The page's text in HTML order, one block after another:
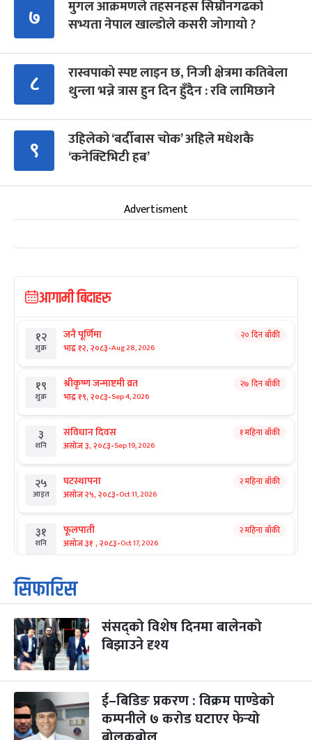
७
मुगल आक्रमणले तहसनहस सिम्रौनगढको
सभ्यता नेपाल खाल्डोले कसरी जोगायो ?
८
रास्वपाको स्पष्ट लाइन छ, निजी क्षेत्रमा कतिबेला
थुन्ला भन्ने त्रास हुन दिन हुँदैन : रवि लामिछाने
९
उहिलेको ‘बर्दीबास चोक’ अहिले मधेशकै
‘कनेक्टिभिटी हब’
Advertisment
आगामी बिदाहरु
१२
शुक्र
जनै पूर्णिमा
भाद्र १२, २०८३-Aug 28, 2026
२० दिन बाँकी
१९
शुक्र
श्रीकृष्ण जन्माष्टमी व्रत
भाद्र १९, २०८३-Sep 4, 2026
२७ दिन बाँकी
३
शनि
संविधान दिवस
असोज ३, २०८३-Sep 19, 2026
१ महिना बाँकी
२५
आइत
घटस्थापना
असोज २५, २०८३-Oct 11, 2026
२ महिना बाँकी
३१
शनि
फूलपाती
असोज ३१ , २०८३-Oct 17, 2026
२ महिना बाँकी
१
आइत
कार्तिक सङ्क्रान्ति
कार्तिक १, २०८३
३
मंगल
महानवमी
कार्तिक ३, २०८३-Oct 20, 2026
२ महिना बाँकी
४
बुध कार्तिक ४, २०८३ -Oct 21, 2026
५ पापा‌ङ्कुशा एकादशी व्रत २ महिना बाँकी
सिफारिस
संसद्को विशेष दिनमा बालेनको
बिझाउने दृश्य
ई–बिडिङ प्रकरण : विक्रम पाण्डेको
कम्पनीले ७ करोड घटाएर फेर्‍यो